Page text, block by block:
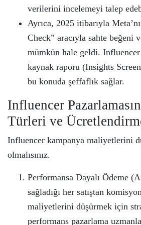
verilerini incelemeyi talep
Ayrıca, 2025 itibarıyla
Check” aracıyla sahte beğeni
mümkün hale geldi.
kaynak raporu (Insights
bu konuda şeffaflık sağlar.
Influencer
Türleri ve
Influencer kampanya maliyetlerini
olmalısınız.
Performansa Dayalı Ödeme
sağladığı her satıştan
maliyetlerini düşürmek için
performans pazarlama